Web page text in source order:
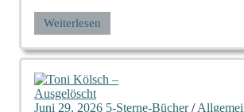
Weiterlesen
Juni 29, 2026 5-Sterne-Bücher/